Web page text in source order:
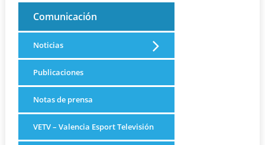
Comunicación
Noticias
Publicaciones
Notas de prensa
VETV – Valencia Esport Televisión